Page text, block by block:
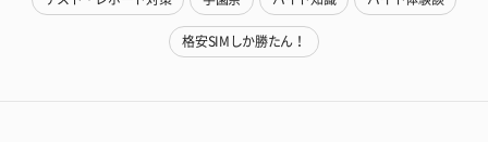
格安SIMしか勝たん！